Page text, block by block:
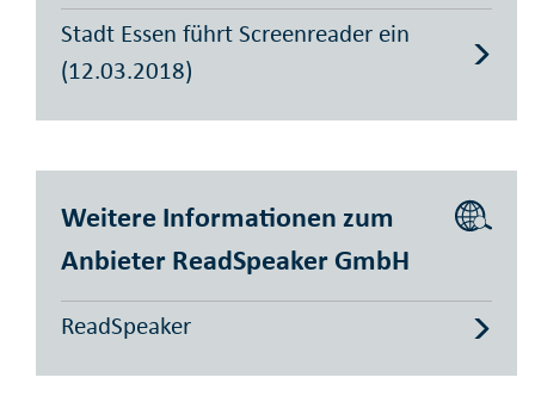
Stadt Essen führt Screenreader ein
(12.03.2018)
Weitere Informationen zum
Anbieter ReadSpeaker GmbH
ReadSpeaker